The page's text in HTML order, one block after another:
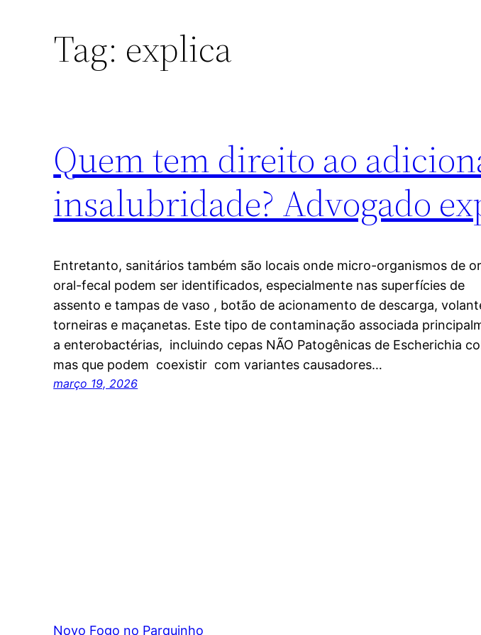
Tag: explica
Quem tem direito ao
insalubridade? Advogado
Entretanto, sanitários também são locais onde micro-organismos de
oral-fecal podem ser identificados, especialmente nas superfícies de
assento e tampas de vaso , botão de acionamento de descarga,
torneiras e maçanetas. Este tipo de contaminação associada
a enterobactérias, incluindo cepas NÃO Patogênicas de Escherichia
mas que podem coexistir com variantes causadores…
março 19, 2026
Novo Fogo no Parquinho